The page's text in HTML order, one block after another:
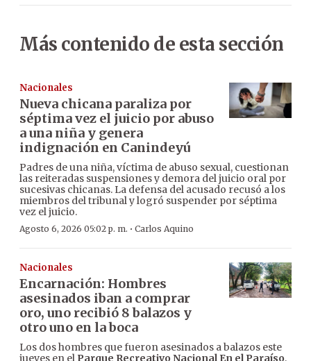
Más contenido de esta sección
Nacionales
Nueva chicana paraliza por
séptima vez el juicio por abuso
a una niña y genera
indignación en Canindeyú
Padres de una niña, víctima de abuso sexual, cuestionan
las reiteradas suspensiones y demora del juicio oral por
sucesivas chicanas. La defensa del acusado recusó a los
miembros del tribunal y logró suspender por séptima
vez el juicio.
Agosto 6, 2026 05:02 p. m. · Carlos Aquino
Nacionales
Encarnación: Hombres
asesinados iban a comprar
oro, uno recibió 8 balazos y
otro uno en la boca
Los dos hombres que fueron asesinados a balazos este
jueves en el Parque Recreativo Nacional En el Paraíso,